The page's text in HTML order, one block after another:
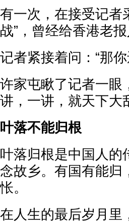
有一次，在接受记者
战”，曾经给香港老
记者紧接着问：“那
许家屯瞅了记者一眼
讲，一讲，就天下大
叶落不能归根
叶落归根是中国人的
念故乡。有国有能归
怅。
在人生的最后岁月里